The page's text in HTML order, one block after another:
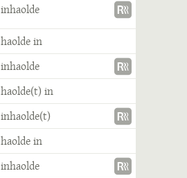
inhaolde
haolde in
inhaolde
haolde(t) in
inhaolde(t)
haolde in
inhaolde